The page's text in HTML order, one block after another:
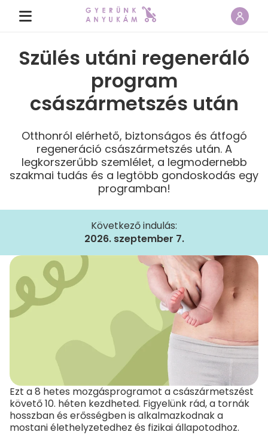
Szülés utáni regeneráló
program
császármetszés után
Otthonról elérhető, biztonságos és átfogó
regeneráció császármetszés után. A
legkorszerűbb szemlélet, a legmodernebb
szakmai tudás és a legtöbb gondoskodás egy
programban!
Következő indulás:
2026. szeptember 7.
Ezt a 8 hetes mozgásprogramot a császármetszést
követő 10. héten kezdheted. Figyelünk rád, a tornák
hosszban és erősségben is alkalmazkodnak a
mostani élethelyzetedhez és fizikai állapotodhoz.